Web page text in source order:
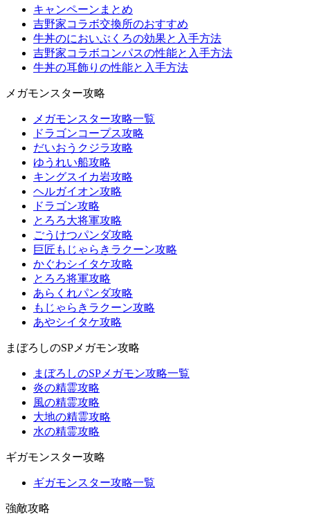
キャンペーンまとめ
吉野家コラボ交換所のおすすめ
牛丼のにおいぶくろの効果と入手方法
吉野家コラボコンパスの性能と入手方法
牛丼の耳飾りの性能と入手方法
メガモンスター攻略
メガモンスター攻略一覧
ドラゴンコープス攻略
だいおうクジラ攻略
ゆうれい船攻略
キングスイカ岩攻略
ヘルガイオン攻略
ドラゴン攻略
とろろ大将軍攻略
ごうけつパンダ攻略
巨匠もじゃらきラクーン攻略
かぐわシイタケ攻略
とろろ将軍攻略
あらくれパンダ攻略
もじゃらきラクーン攻略
あやシイタケ攻略
まぼろしのSPメガモン攻略
まぼろしのSPメガモン攻略一覧
炎の精霊攻略
風の精霊攻略
大地の精霊攻略
水の精霊攻略
ギガモンスター攻略
ギガモンスター攻略一覧
強敵攻略